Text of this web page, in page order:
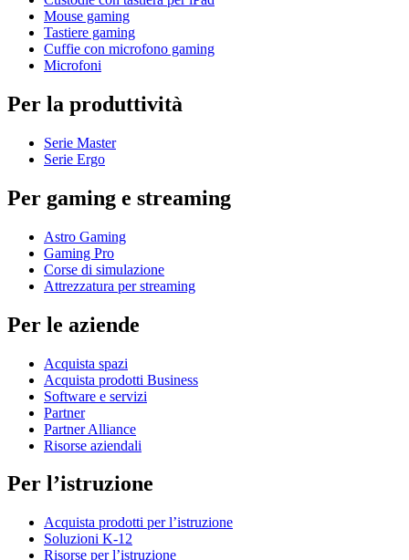
Mouse gaming
Tastiere gaming
Cuffie con microfono gaming
Microfoni
Per la produttività
Serie Master
Serie Ergo
Per gaming e streaming
Astro Gaming
Gaming Pro
Corse di simulazione
Attrezzatura per streaming
Per le aziende
Acquista spazi
Acquista prodotti Business
Software e servizi
Partner
Partner Alliance
Risorse aziendali
Per l’istruzione
Acquista prodotti per l’istruzione
Soluzioni K-12
Risorse per l’istruzione